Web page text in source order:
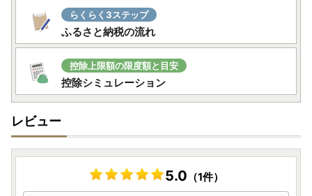
なお、納期につきましては、返礼品によって異なりますの
で、商品ページをご確認ください。
（状況によっては、お申込み過多により掲載の配送期日より
お時間がかかる場合がございますので、予めご了承くださ
い。）
発送が完了いたしましたら、メールにてお荷物の問い合わせ
出荷のタイミングによって、返礼品の到着とメールが前後す
※お名前に旧字体または機種依存文字などが含まれている場
らくらく3ステップ
ふるさと納税の流れ
控除上限額の限度額と目安
控除シミュレーション
レビュー
5.0 （1件）